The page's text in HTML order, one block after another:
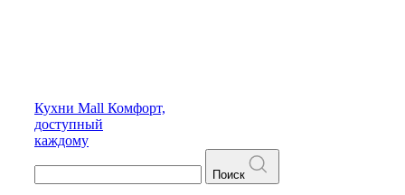
Кухни Mall Комфорт,
доступный
каждому
Поиск